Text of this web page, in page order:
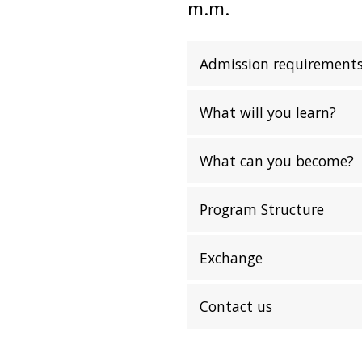
m.m.
Admission
What will you learn?
What can you become?
Program Structure
Exchange
Contact us